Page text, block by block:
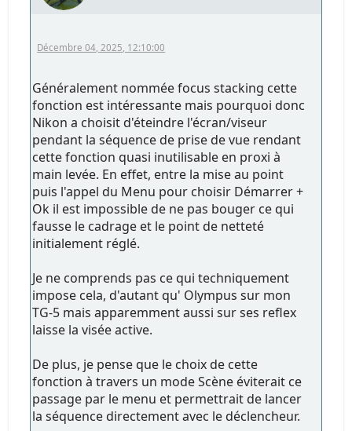
Décembre 04, 2025, 12:10:00
Généralement nommée focus stacking cette
fonction est intéressante mais pourquoi donc
Nikon a choisit d'éteindre l'écran/viseur
pendant la séquence de prise de vue rendant
cette fonction quasi inutilisable en proxi à
main levée. En effet, entre la mise au point
puis l'appel du Menu pour choisir Démarrer +
Ok il est impossible de ne pas bouger ce qui
fausse le cadrage et le point de netteté
initialement réglé.
Je ne comprends pas ce qui techniquement
impose cela, d'autant qu' Olympus sur mon
TG-5 mais apparemment aussi sur ses reflex
laisse la visée active.
De plus, je pense que le choix de cette
fonction à travers un mode Scène éviterait ce
passage par le menu et permettrait de lancer
la séquence directement avec le déclencheur.